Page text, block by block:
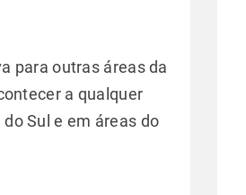
para outras áreas da
a qualquer
Sul e em áreas do